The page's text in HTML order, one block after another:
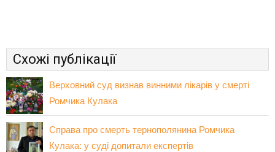
Схожі публікації
Верховний суд визнав винними лікарів у смерті
Ромчика Кулака
Справа про смерть тернополянина Ромчика
Кулака: у суді допитали експертів